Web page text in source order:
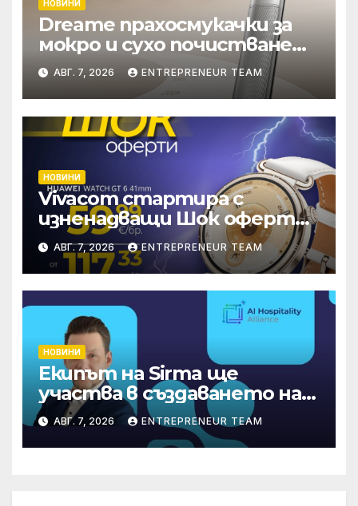
НОВИНИ
Dreame прахосмукачки за
мокро и сухо почистване
надхвърлиха 2 000
патентни заявки в
световен мащаб
АВГ. 7, 2026 ENTREPRENEUR TEAM
НОВИНИ
Vivacom стартира с
изненадващи Шок оферти
през август онлайн
АВГ. 7, 2026 ENTREPRENEUR TEAM
НОВИНИ
Екипът на Sirma ще
участва в създаването на
международните
стандарти за навлизане на
изкуствен интелект в
АВГ. 7, 2026 ENTREPRENEUR TEAM